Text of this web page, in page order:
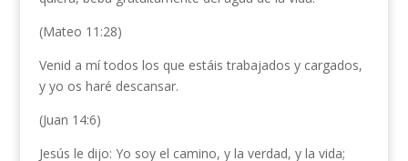
(Mateo 11:28)
Venid a mí todos los que estáis trabajados y cargados,
y yo os haré descansar.
(Juan 14:6)
Jesús le dijo: Yo soy el camino, y la verdad, y la vida;